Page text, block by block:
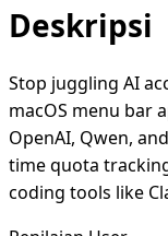
Deskripsi
Stop juggling AI
macOS menu bar
OpenAI, Qwen,
time quota
coding tools like